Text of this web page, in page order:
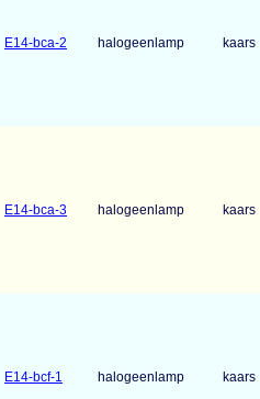
E14-bca-2 halogeenlamp kaars
E14-bca-3 halogeenlamp kaars
E14-bcf-1 halogeenlamp kaars